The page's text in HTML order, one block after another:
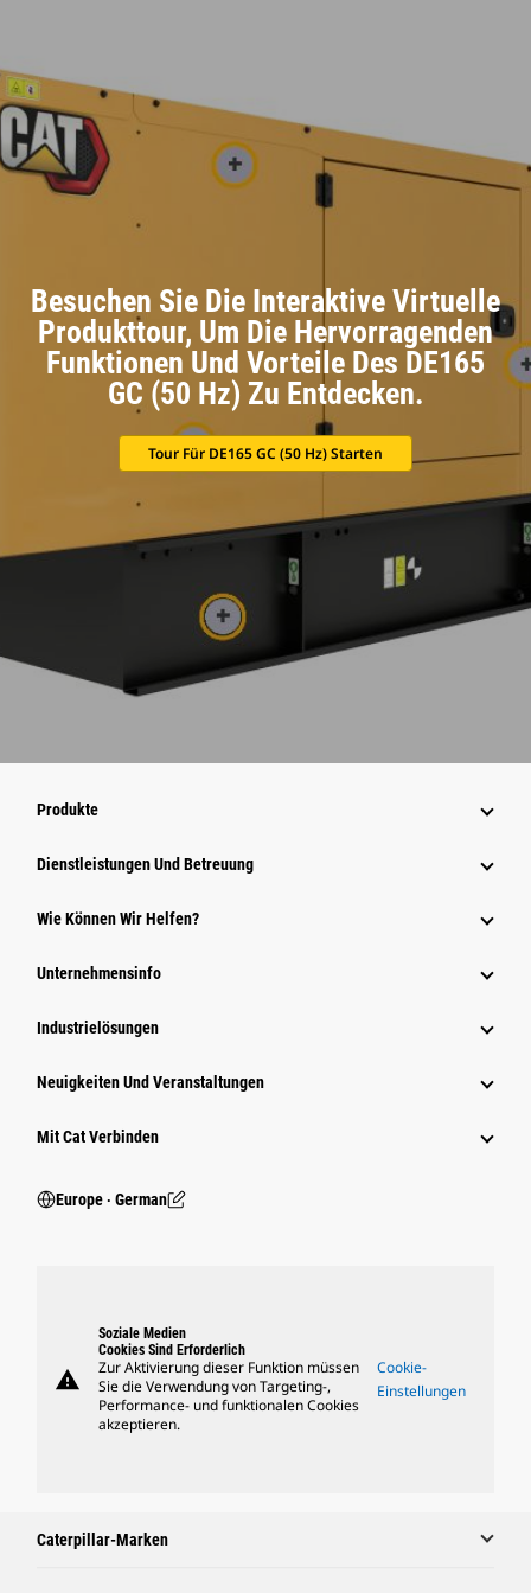
Besuchen Sie Die Interaktive Virtuelle
Produkttour, Um Die Hervorragenden
Funktionen Und Vorteile Des DE165
GC (50 Hz) Zu Entdecken.
Tour Für DE165 GC (50 Hz) Starten
Produkte
Dienstleistungen Und Betreuung
Wie Können Wir Helfen?
Unternehmensinfo
Industrielösungen
Neuigkeiten Und Veranstaltungen
Mit Cat Verbinden
Europe ‧ German
warning
Soziale Medien
Cookies Sind Erforderlich
Zur Aktivierung dieser Funktion müssen
Sie die Verwendung von Targeting-,
Performance- und funktionalen Cookies
akzeptieren.
Cookie-
Einstellungen
Caterpillar-Marken